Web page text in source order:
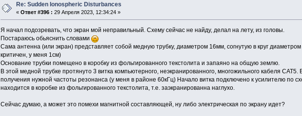
Re: Sudden Ionospheric Disturbances
«Ответ #396 : 29 Апреля 2023, 12:34:24 »
Я начал подозревать, что экран мой неправильный. Схему сейчас не найду, делал на лету, из головы.
Постараюсь обьяснить словами
Сама антенна (или экран) представляет собой медную трубку, диаметром 16мм, согнутую в круг
критичен, у меня 1см)
Основание трубки помещено в коробку из фольгированного текстолита и запаяно на общую землю.
В этой медной трубке протянуто 3 витка компьютерного, неэкранированного, многожильного кабеля
получения нужной частоты резонанса (у меня в районе 60кГц) Начало витка подключено к усилителю по
находится в коробке из фольгированного текстолита, т.е. заэкранированна наглухо.
Сейчас думаю, а может это помехи магнитной составляющей, ну либо электрическая по экрану идет?